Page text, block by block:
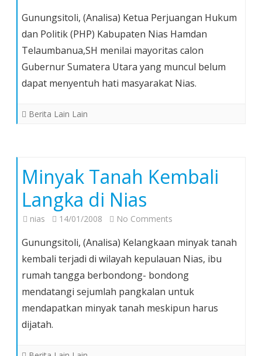
Cagubsu
yang
Muncul
Belum
Dapat
Gunungsitoli, (Analisa) Ketua Perjuangan Hukum
dan Politik (PHP) Kabupaten Nias Hamdan
Telaumbanua,SH menilai mayoritas calon
Gubernur Sumatera Utara yang muncul belum
dapat menyentuh hati masyarakat Nias.
Berita Lain Lain
Minyak Tanah Kembali
Langka di Nias
nias 14/01/2008 No Comments
Tanah
Kembali
Langka
di
Nias
Gunungsitoli, (Analisa) Kelangkaan minyak tanah
kembali terjadi di wilayah kepulauan Nias, ibu
rumah tangga berbondong- bondong
mendatangi sejumlah pangkalan untuk
mendapatkan minyak tanah meskipun harus
dijatah.